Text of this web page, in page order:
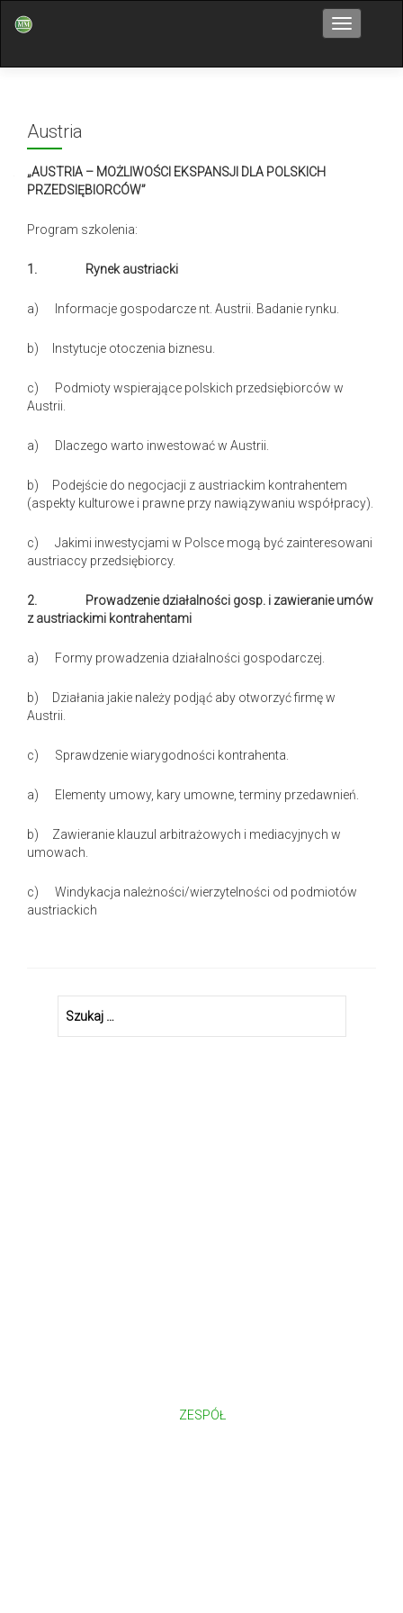
Przełącz
Austria
„AUSTRIA – MOŻLIWOŚCI EKSPANSJI DLA POLSKICH
PRZEDSIĘBIORCÓW”
Program szkolenia:
1. Rynek austriacki
a) Informacje gospodarcze nt. Austrii. Badanie rynku.
b) Instytucje otoczenia biznesu.
c) Podmioty wspierające polskich przedsiębiorców w
Austrii.
a) Dlaczego warto inwestować w Austrii.
b) Podejście do negocjacji z austriackim kontrahentem
(aspekty kulturowe i prawne przy nawiązywaniu współpracy).
c) Jakimi inwestycjami w Polsce mogą być zainteresowani
austriaccy przedsiębiorcy.
2.
Prowadzenie działalności gosp. i zawieranie umów
z austriackimi kontrahentami
a) Formy prowadzenia działalności gospodarczej.
b) Działania jakie należy podjąć aby otworzyć firmę w
Austrii.
c) Sprawdzenie wiarygodności kontrahenta.
a) Elementy umowy, kary umowne, terminy przedawnień.
b) Zawieranie klauzul arbitrażowych i mediacyjnych w
umowach.
c) Windykacja należności/wierzytelności od podmiotów
austriackich
ZESPÓŁ